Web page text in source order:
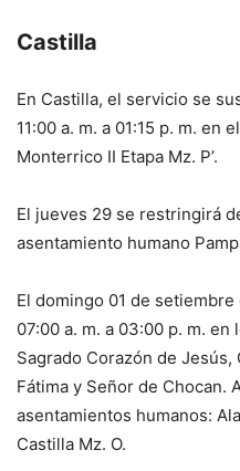
Castilla
En Castilla, el servicio se
11:00 a. m. a 01:15 p. m. en
Monterrico II Etapa Mz. P’.
El jueves 29 se restringirá
asentamiento humano
El domingo 01 de
07:00 a. m. a 03:00 p. m.
Sagrado Corazón de Jesús,
Fátima y Señor de Chocan.
asentamientos humanos:
Castilla Mz. O.